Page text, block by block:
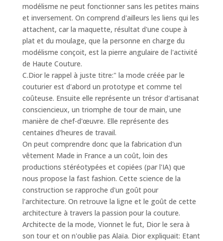
modélisme ne peut fonctionner sans les petites mains
et inversement. On comprend d'ailleurs les liens qui les
attachent, car la maquette, résultat d'une coupe à
plat et du moulage, que la personne en charge du
modélisme conçoit, est la pierre angulaire de l'activité
de Haute Couture.
C.Dior le rappel à juste titre:" la mode créée par le
couturier est d'abord un prototype et comme tel
coûteuse. Ensuite elle représente un trésor d'artisanat
consciencieux, un triomphe de tour de main, une
manière de chef-d'œuvre. Elle représente des
centaines d'heures de travail.
On peut comprendre donc que la fabrication d'un
vêtement Made in France a un coût, loin des
productions stéréotypées et copiées (par l'IA) que
nous propose la fast fashion. Cette science de la
construction se rapproche d'un goût pour
l'architecture. On retrouve la ligne et le goût de cette
architecture à travers la passion pour la couture.
Architecte de la mode, Vionnet le fut, Dior le sera à
son tour et on n'oublie pas Alaïa. Dior expliquait: Etant